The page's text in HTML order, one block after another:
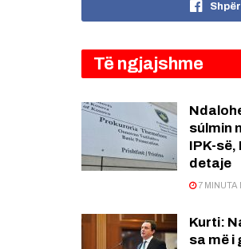
Të ngjajshme
súlmin
IPK-së,
detaje
7 MINUTA
Kurti:
sa më i